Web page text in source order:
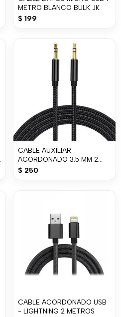
METRO BLANCO BULK JK
$ 199
CABLE AUXILIAR
ACORDONADO 3.5 MM 2
METROS
$ 250
CABLE ACORDONADO USB
- LIGHTNING 2 METROS